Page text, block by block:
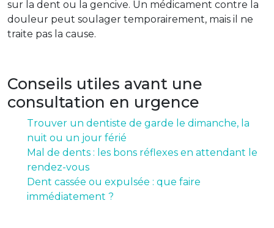
sur la dent ou la gencive. Un médicament contre la
douleur peut soulager temporairement, mais il ne
traite pas la cause.
Conseils utiles avant une
consultation en urgence
Trouver un dentiste de garde le dimanche, la
nuit ou un jour férié
Mal de dents : les bons réflexes en attendant le
rendez-vous
Dent cassée ou expulsée : que faire
immédiatement ?